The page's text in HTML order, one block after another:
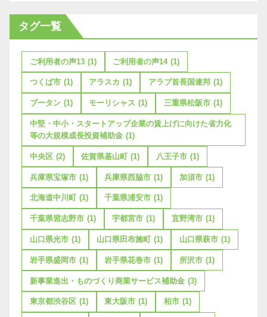
タグ一覧
ご利用者の声13 (1) ご利用者の声14 (1)
つくば市 (1) アラスカ (1) アラブ首長国連邦 (1)
ブータン (1) モーリシャス (1) 三重県松阪市 (1)
中堅・中小・スタートアップ企業の賃上げに向けた省力化
等の大規模成長投資補助金 (1)
中央区 (2) 佐賀県基山町 (1) 八王子市 (1)
兵庫県宝塚市 (1) 兵庫県西脇市 (1) 加須市 (1)
北海道中川町 (1) 千葉県浦安市 (1)
千葉県習志野市 (1) 宇都宮市 (1) 宜野湾市 (1)
山口県光市 (1) 山口県田布施町 (1) 山口県萩市 (1)
岩手県盛岡市 (1) 岩手県花巻市 (1) 所沢市 (1)
新事業進出・ものづくり商業サービス補助金 (3)
東京都渋谷区 (1) 東大阪市 (1) 柏市 (1)